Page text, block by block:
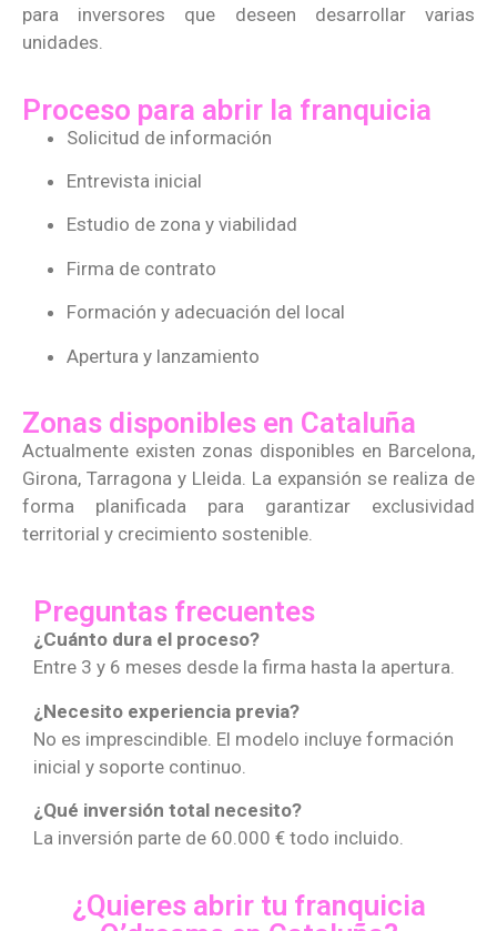
para inversores que deseen desarrollar varias
unidades.
Proceso para abrir la franquicia
Solicitud de información
Entrevista inicial
Estudio de zona y viabilidad
Firma de contrato
Formación y adecuación del local
Apertura y lanzamiento
Zonas disponibles en Cataluña
Actualmente existen zonas disponibles en Barcelona,
Girona, Tarragona y Lleida. La expansión se realiza de
forma planificada para garantizar exclusividad
territorial y crecimiento sostenible.
Preguntas frecuentes
¿Cuánto dura el proceso?
Entre 3 y 6 meses desde la firma hasta la apertura.
¿Necesito experiencia previa?
No es imprescindible. El modelo incluye formación
inicial y soporte continuo.
¿Qué inversión total necesito?
La inversión parte de 60.000 € todo incluido.
¿Quieres abrir tu franquicia